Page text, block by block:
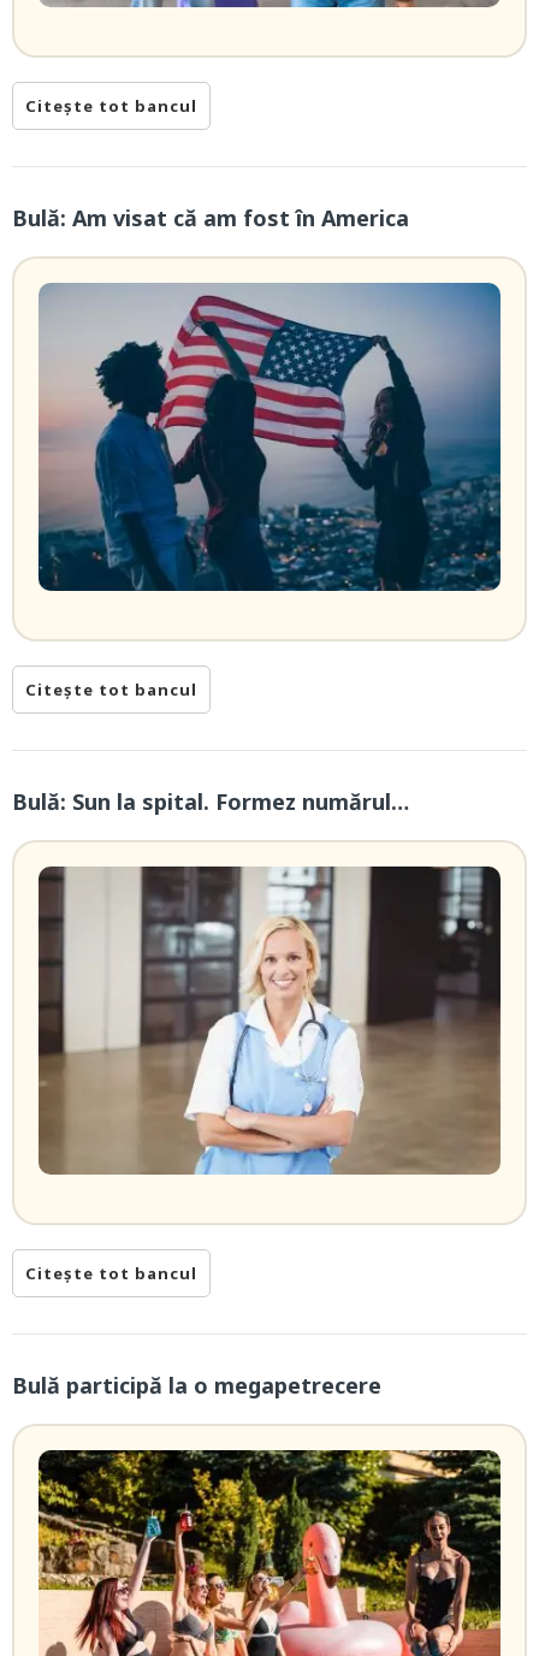
Citește tot bancul
Bulă: Am visat că am fost în America
Citește tot bancul
Bulă: Sun la spital. Formez numărul…
Citește tot bancul
Bulă participă la o megapetrecere